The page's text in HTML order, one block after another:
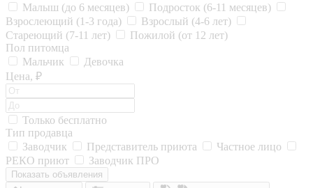
Малыш (до 6 месяцев)
Подросток (6-11 месяцев)
Взрослеющий (1-3 года)
Взрослый (4-6 лет)
Стареющий (7-11 лет)
Пожилой (от 12 лет)
Пол питомца
Мальчик
Девочка
Цена, ₽
Только бесплатно
Тип продавца
Заводчик
Представитель приюта
Частное лицо
РЕКО приют
Заводчик ПРО
Показать объявления